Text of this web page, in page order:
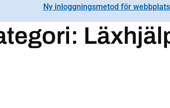
Ny inloggningsmetod för